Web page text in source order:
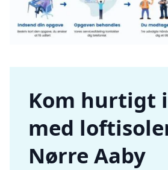
Kom hurtigt
med
Nørre Aaby